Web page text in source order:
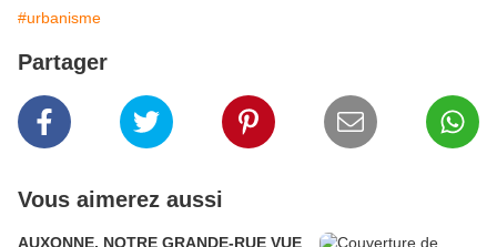
#urbanisme
Partager
Vous aimerez aussi
AUXONNE, NOTRE GRANDE-RUE VUE